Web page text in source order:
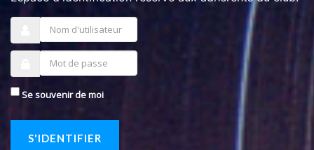
Se souvenir de moi
S'IDENTIFIER